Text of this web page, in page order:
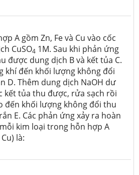
A gồm Zn, Fe và Cu vào cốc
CuSO4 1M. Sau khi phản ứng
được dung dịch B và kết tủa C.
khí đến khối lượng không đổi
D. Thêm dung dịch NaOH dư
kết tủa thu được, rửa sạch rồi
đến khối lượng không đổi thu
E. Các phản ứng xảy ra hoàn
kim loại trong hỗn hợp A
là: